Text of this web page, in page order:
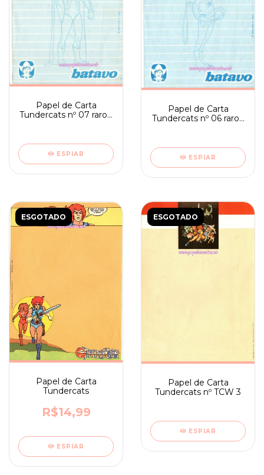
Papel de Carta
Tundercats nº 07 raro -
ESPIAR
Papel de Carta
Tundercats nº 06 raro -
ESPIAR
ESGOTADO
Papel de Carta
Tundercats
R$14,99
ESPIAR
ESGOTADO
Papel de Carta
Tundercats nº TCW 3
ESPIAR